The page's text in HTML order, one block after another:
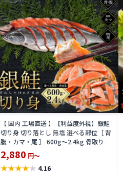
【 国内 工場直送 】【利益度外視】銀鮭
切り身 切り落とし 無塩 選べる部位［ 背
腹・カマ・尾 ］ 600g〜2.4kg 骨取り・
骨無し 骨あり 切り落とし 骨取り・骨無
し 切身 ses2301-12ka
2,880 円～
★★★★★ 4.16